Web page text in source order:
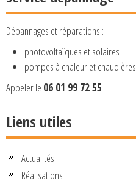
Dépannages et réparations :
photovoltaïques et solaires
pompes à chaleur et chaudières
Appeler le 06 01 99 72 55
Liens utiles
Actualités
Réalisations